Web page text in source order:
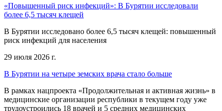
«Повышенный риск инфекций»: В Бурятии исследовали
более 6,5 тысяч клещей
В Бурятии исследовано более 6,5 тысяч клещей: повышенный
риск инфекций для населения
29 июля 2026 г.
В Бурятии на четыре земских врача стало больше
В рамках нацпроекта «Продолжительная и активная жизнь» в
медицинские организации республики в текущем году уже
трудоустроились 18 врачей и 5 средних медицинских